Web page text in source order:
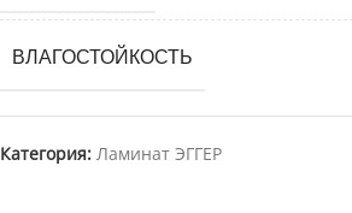
ВЛАГОСТОЙКОСТЬ
Категория: Ламинат ЭГГЕР